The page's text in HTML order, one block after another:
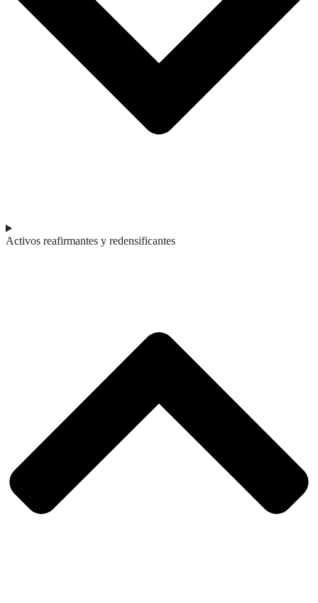
Activos reafirmantes y redensificantes